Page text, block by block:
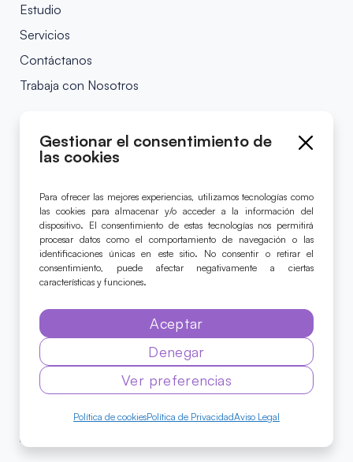
Gestionar el consentimiento de
las cookies
Para ofrecer las mejores experiencias, utilizamos tecnologías como
las cookies para almacenar y/o acceder a la información del
dispositivo. El consentimiento de estas tecnologías nos permitirá
procesar datos como el comportamiento de navegación o las
identificaciones únicas en este sitio. No consentir o retirar el
consentimiento, puede afectar negativamente a ciertas
características y funciones.
Aceptar
Denegar
Ver preferencias
Política de cookiesPolítica de PrivacidadAviso Legal
Estudio
Servicios
Contáctanos
Trabaja con Nosotros
Sígue el proyecto
© 2024 Caja de Música
Todos los derechos reservados.
Accesibilidad
Política de Cookies
Política de Privacidad
Diseño y desarrollo web por